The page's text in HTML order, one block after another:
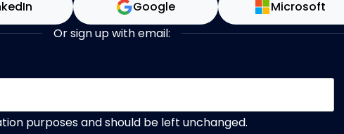
Google Microsoft
Or sign up with email:
purposes and should be left unchanged.